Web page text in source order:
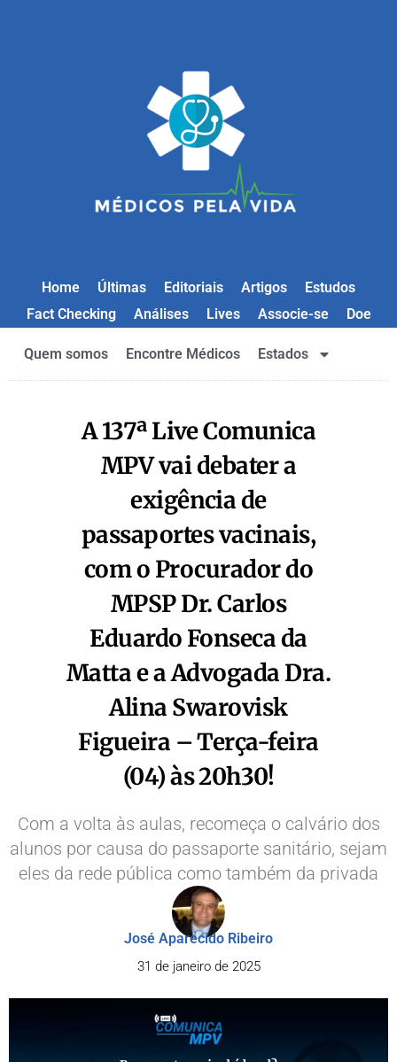
Home Últimas Editoriais Artigos
Estudos
Fact Checking
Análises Lives Associe-se Doe
Quem somos Encontre Médicos Estados
A 137ª Live Comunica
MPV vai debater a
exigência de
passaportes vacinais,
com o Procurador do
MPSP Dr. Carlos
Eduardo Fonseca da
Matta e a Advogada Dra.
Alina Swarovisk
Figueira – Terça-feira
(04) às 20h30!
Com a volta às aulas, recomeça o calvário dos
alunos por causa do passaporte sanitário, sejam
eles da rede pública como também da privada
José Aparecido Ribeiro
31 de janeiro de 2025